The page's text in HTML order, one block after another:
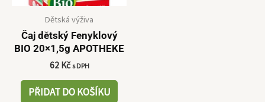
Dětská výživa
Čaj dětský Fenyklový
BIO 20×1,5g APOTHEKE
62 Kč s DPH
PŘIDAT DO KOŠÍKU